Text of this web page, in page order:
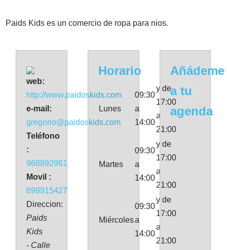
Paids Kids es un comercio de ropa para nios.
web:
http://www.paidoskids.com
e-mail:
gregorio@paidoskids.com
Teléfono
:
968892961
Movil :
699915427
Direccion:
Paids
Kids
- Calle
Horario
Lunes
09:30
a
14:00
y de
17:00
a
21:00
Martes
09:30
a
14:00
y de
17:00
a
21:00
Miércoles
09:30
a
14:00
y de
17:00
a
21:00
Añádeme
a tu
agenda